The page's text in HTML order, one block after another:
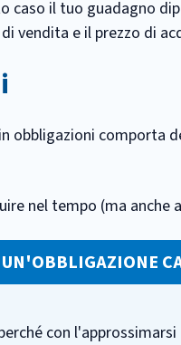
caso il tuo guadagno
vendita e il prezzo di
obbligazioni comporta
nel tempo (ma anche
con